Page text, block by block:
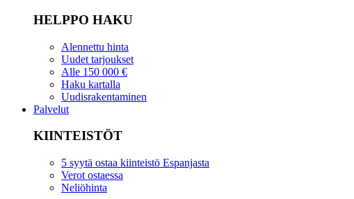
HELPPO HAKU
Alennettu hinta
Uudet tarjoukset
Alle 150 000 €
Haku kartalla
Uudisrakentaminen
Palvelut
KIINTEISTÖT
5 syytä ostaa kiinteistö Espanjasta
Verot ostaessa
Neliöhinta